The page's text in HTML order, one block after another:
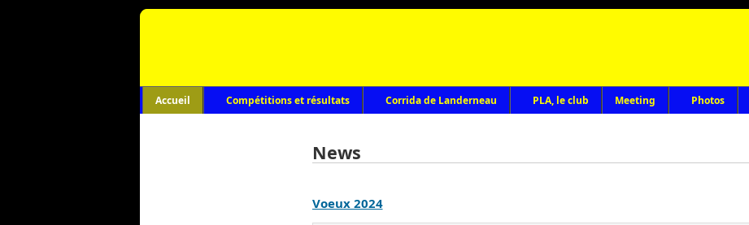
Accueil Compétitions et résultats Corrida de Landerneau PLA, le club Meeting Photos
News
Voeux 2024